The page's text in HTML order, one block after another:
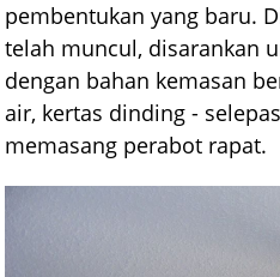
pembentukan yang baru.
telah muncul, disarankan
dengan bahan kemasan
air, kertas dinding -
memasang perabot rapat.